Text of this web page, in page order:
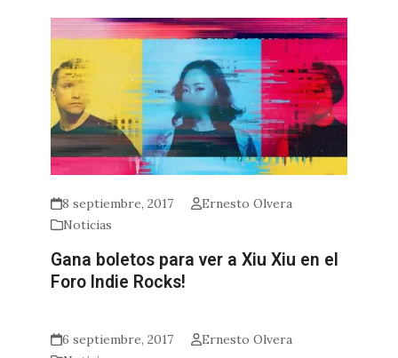
8 septiembre, 2017
Ernesto Olvera
Noticias
Gana boletos para ver a Xiu Xiu en el
Foro Indie Rocks!
6 septiembre, 2017
Ernesto Olvera